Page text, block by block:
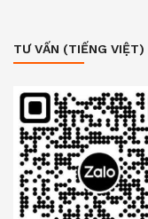
TƯ VẤN (TIẾNG VIỆT)